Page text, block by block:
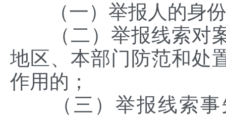
（一）举报人的身份
（二）举报线索对案
地区、本部门防范和处
作用的；
（三）举报线索事